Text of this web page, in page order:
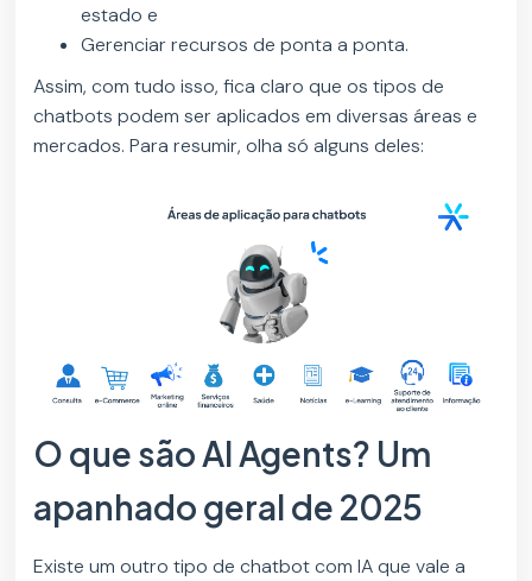
estado e
Gerenciar recursos de ponta a ponta.
Assim, com tudo isso, fica claro que os tipos de
chatbots podem ser aplicados em diversas áreas e
mercados. Para resumir, olha só alguns deles:
O que são AI Agents? Um
apanhado geral de 2025
Existe um outro tipo de chatbot com IA que vale a